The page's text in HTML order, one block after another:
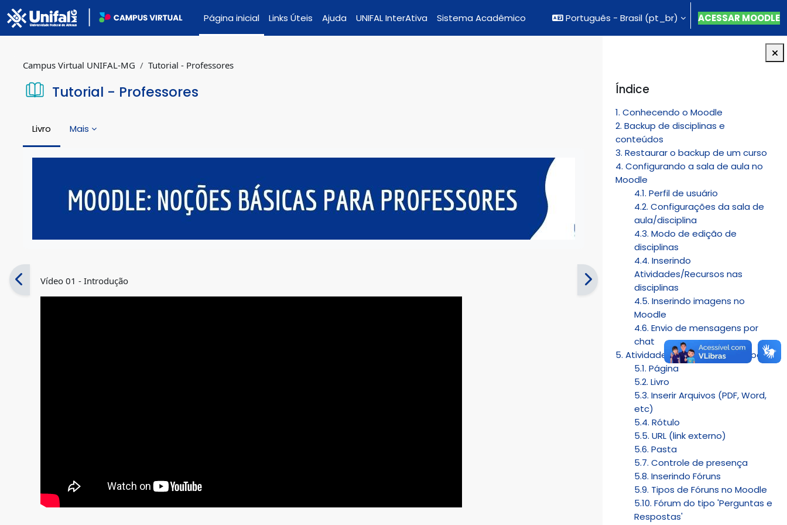
Ir para o conteúdo principal
Página inicial
Links Úteis Ajuda UNIFAL InterAtiva Sistema Acadêmico Português - Brasil ‎(pt_br)‎ ACESSAR MOODLE
Blocos
Pular Índice
Índice
1. Conhecendo o Moodle
2. Backup de disciplinas e
conteúdos
3. Restaurar o backup de um curso
4. Configurando a sala de aula no
Moodle
4.1. Perfil de usuário
4.2. Configurações da sala de
aula/disciplina
4.3. Modo de edição de
disciplinas
4.4. Inserindo
Atividades/Recursos nas
disciplinas
4.5. Inserindo imagens no
Moodle
4.6. Envio de mensagens por
chat
5. Atividades e Recursos no Moodle
5.1. Página
5.2. Livro
5.3. Inserir Arquivos (PDF, Word,
etc)
5.4. Rótulo
5.5. URL (link externo)
5.6. Pasta
5.7. Controle de presença
5.8. Inserindo Fóruns
5.9. Tipos de Fóruns no Moodle
5.10. Fórum do tipo 'Perguntas e
Respostas'
Campus Virtual UNIFAL-MG Tutorial - Professores
Tutorial - Professores
Livro Mais
Vídeo 01 - Introdução